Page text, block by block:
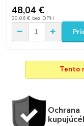
48,04 €
39,06 € bez DPH
Tento
Ochrana